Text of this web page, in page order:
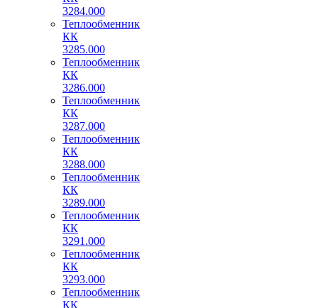
3284.000
Теплообменник
КК
3285.000
Теплообменник
КК
3286.000
Теплообменник
КК
3287.000
Теплообменник
КК
3288.000
Теплообменник
КК
3289.000
Теплообменник
КК
3291.000
Теплообменник
КК
3293.000
Теплообменник
КК